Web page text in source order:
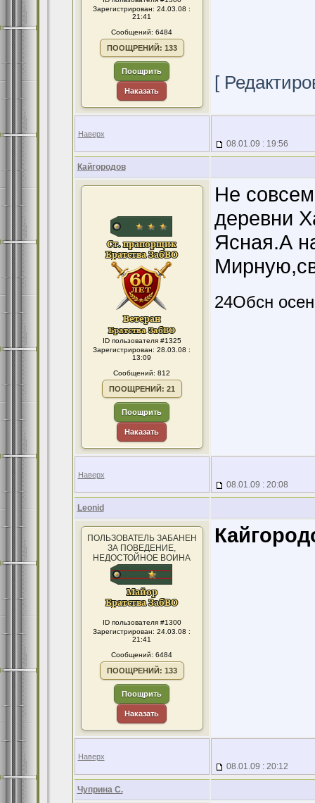
Зарегистрирован: 24.03.08 :
21:41
Сообщений: 6484
ПООЩРЕНИЙ: 133
Поощрить
Наказать [
Наверх
08.01.09 : 19:56
Кайгородов
ID пользователя #1325
Зарегистрирован: 28.03.08 :
13:09
Сообщений: 812
ПООЩРЕНИЙ: 21
Поощрить
Наказать
Не
деревни
Ясная.А
24Обсн
Наверх
08.01.09 : 20:08
Leonid
ПОЛЬЗОВАТЕЛЬ ЗАБАНЕН
ЗА ПОВЕДЕНИЕ,
НЕДОСТОЙНОЕ ВОИНА
ID пользователя #1300
Зарегистрирован: 24.03.08 :
21:41
Сообщений: 6484
ПООЩРЕНИЙ: 133
Поощрить
Наказать
Наверх
08.01.09 : 20:12
Чуприна С.